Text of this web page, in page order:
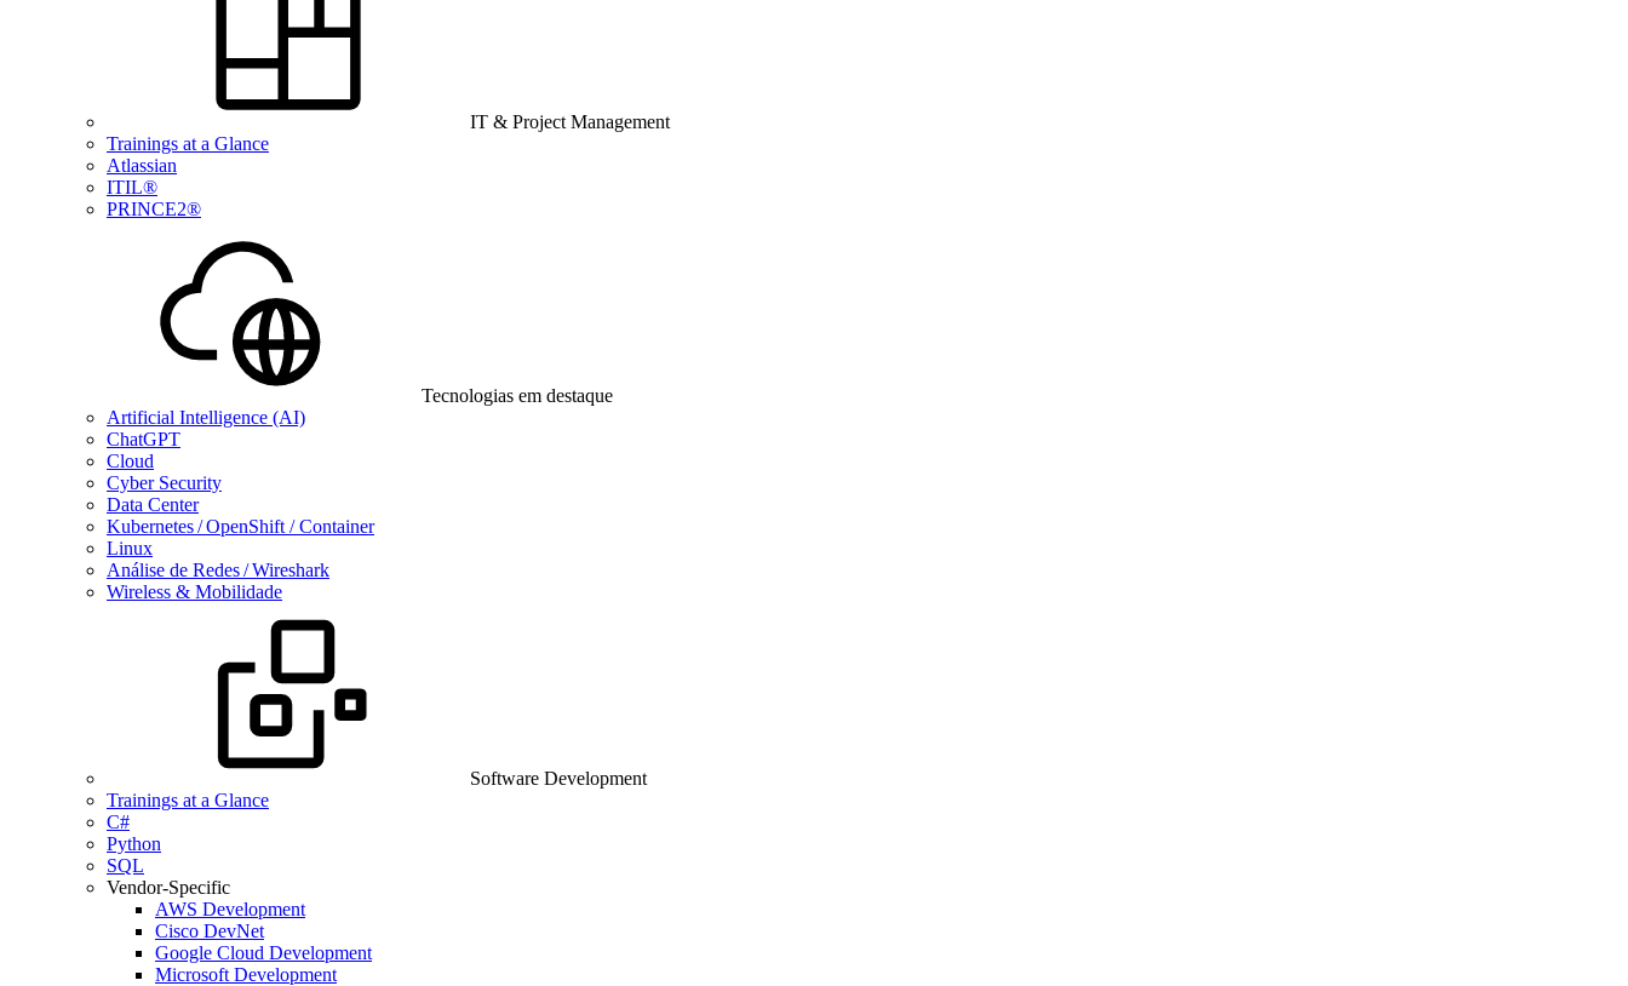
IT & Project Management
Trainings at a Glance
Atlassian
ITIL®
PRINCE2®
Tecnologias em destaque
Artificial Intelligence (AI)
ChatGPT
Cloud
Cyber Security
Data Center
Kubernetes / OpenShift / Container
Linux
Análise de Redes / Wireshark
Wireless & Mobilidade
Software Development
Trainings at a Glance
C#
Python
SQL
Vendor-Specific
AWS Development
Cisco DevNet
Google Cloud Development
Microsoft Development